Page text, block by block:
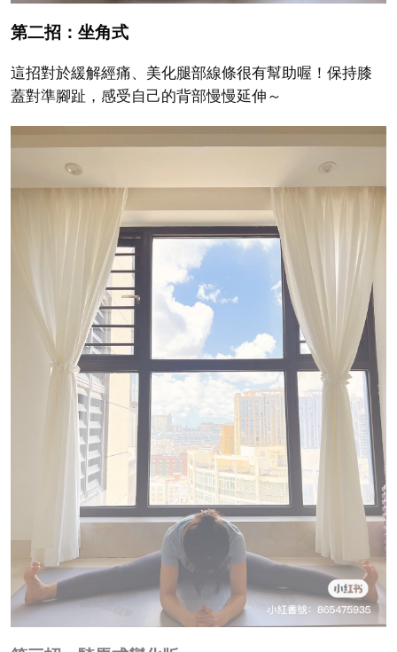
第二招：坐角式
這招對於緩解經痛、美化腿部線條很有幫助喔！保持膝
蓋對準腳趾，感受自己的背部慢慢延伸～